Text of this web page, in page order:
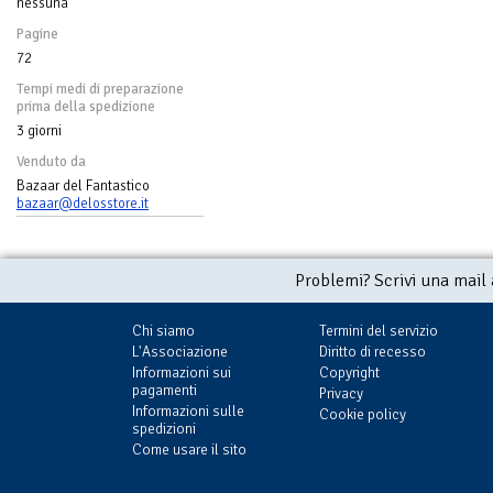
Pagine
72
Tempi medi di preparazione
prima della spedizione
3 giorni
Venduto da
Bazaar del Fantastico
bazaar@delosstore.it
Problemi? Scrivi una
Chi siamo
L'Associazione
Informazioni sui
pagamenti
Informazioni sulle
spedizioni
Come usare il sito
Termini del servizio
Diritto di recesso
Copyright
Privacy
Cookie policy